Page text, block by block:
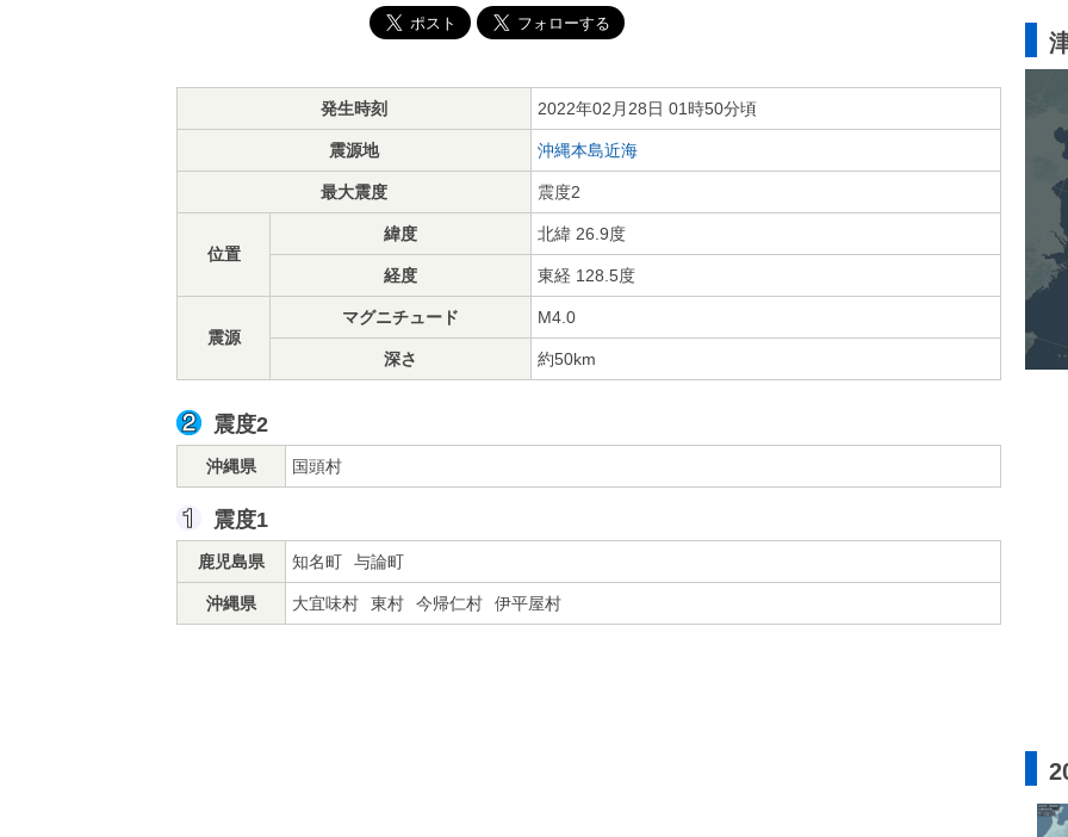
発生時刻 2022年02月28日 01時50分頃
震源地 沖縄本島近海
最大震度 震度2
位置
緯度 北緯 26.9度
経度 東経 128.5度
震源
マグニチュード M4.0
深さ 約50km
震度2
沖縄県 国頭村
震度1
鹿児島県 知名町 与論町
沖縄県 大宜味村 東村 今帰仁村 伊平屋村